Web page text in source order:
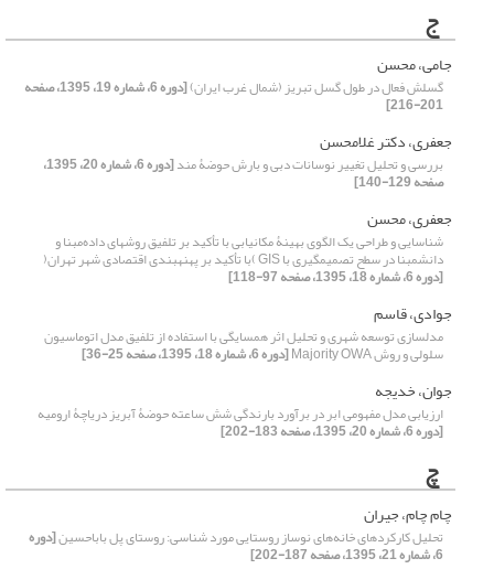
ج
جامی، محسن
گسلش فعال در طول گسل تبریز (شمال غرب ایران) [دوره 6، شماره 19، 1395، صفحه
201-216]
جعفری، دکتر غلام‏حسن
بررسی و تحلیل تغییر نوسانات دبی و بارش حوضۀ ‌مند [دوره 6، شماره 20، 1395،
صفحه 129-140]
جعفری، محسن
شناسایی و طراحی یک الگوی بهینۀ مکانیابی با تأکید بر تلفیق روش‎های داده‌‌مبنا و
دانش‎مبنا در سطح تصمیم‎گیری با GIS )با تأکید بر پهنه‎بندی اقتصادی شهر تهران(
[دوره 6، شماره 18، 1395، صفحه 97-118]
جوادی، قاسم
مدلسازی توسعه شهری و تحلیل اثر همسایگی با استفاده از تلفیق مدل اتوماسیون
سلولی و روش Majority OWA [دوره 6، شماره 18، 1395، صفحه 25-36]
جوان، خدیجه
ارزیابی مدل مفهومی ابر در برآورد بارندگی شش ساعته حوضۀ آبریز دریاچۀ ارومیه
[دوره 6، شماره 20، 1395، صفحه 183-202]
چ
چام چام، جیران
تحلیل کارکردهای خانه‌های نوساز روستایی مورد شناسی: روستای پل بابا‌حسین[دوره
6، شماره 21، 1395، صفحه 187-202]